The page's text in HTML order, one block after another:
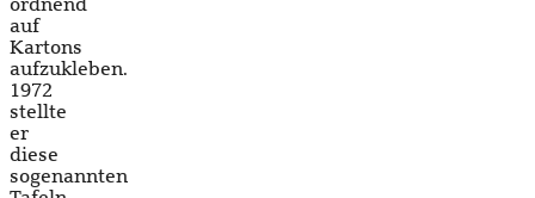
ordnend
auf
Kartons
aufzukleben.
1972
stellte
er
diese
sogenannten